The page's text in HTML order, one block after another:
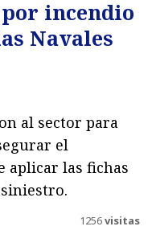
incendio
Navales
al sector para
el
las fichas
1256visitas